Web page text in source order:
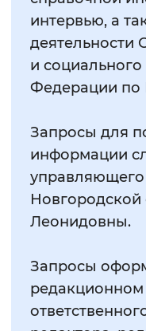
интервью, а
деятельности
и
Федерации по
Запросы для
информации
Новгородской
Леонидовны.
Запросы